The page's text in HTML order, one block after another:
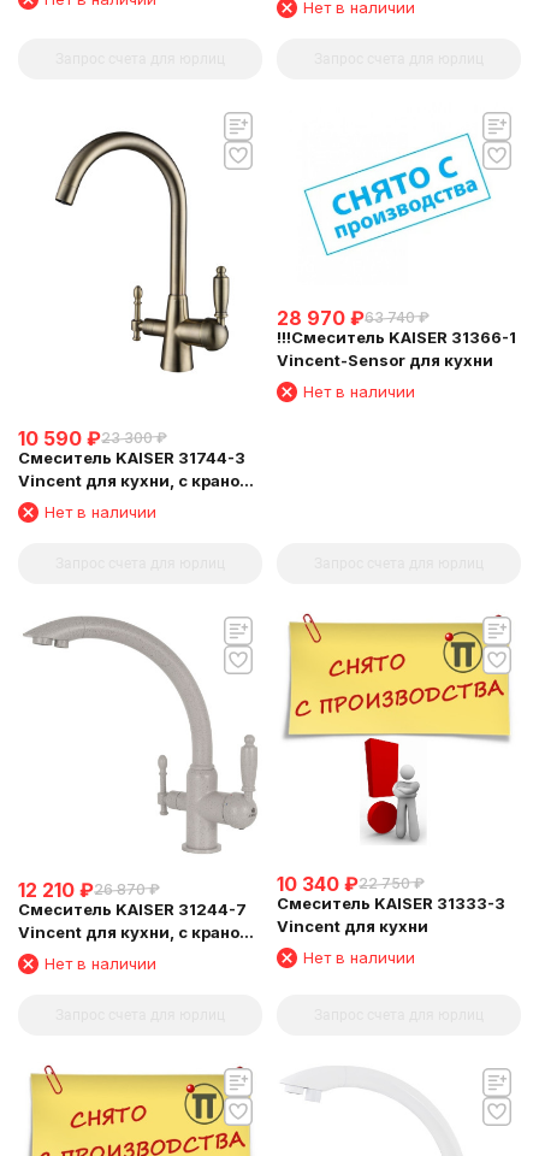
бронзовый Нет в наличии
10 590 ₽23 300 ₽
Смеситель KAISER 31744-3
Vincent для кухни, с краном
для питьевой воды,
бронзовый
Нет в наличии
28 970 ₽63 740 ₽
!!!Смеситель KAISER 31366-1
Vincent-Sensor для кухни
Нет в наличии
12 210 ₽26 870 ₽
Смеситель KAISER 31244-7
Vincent для кухни, с краном
для питьевой воды,
бежевый мрамор
Нет в наличии
10 340 ₽22 750 ₽
Смеситель KAISER 31333-3
Vincent для кухни
Нет в наличии